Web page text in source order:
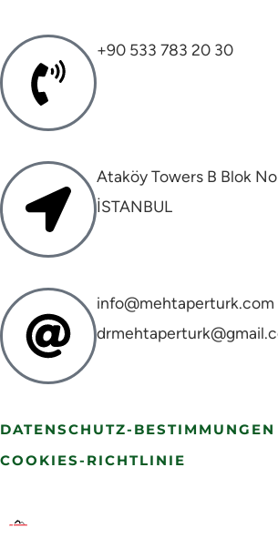
+90 533 783 20 30
Ataköy Towers B Blok
İSTANBUL
info@mehtaperturk.com
DATENSCHUTZ-BESTIMMUNGEN
COOKIES-RICHTLINIE